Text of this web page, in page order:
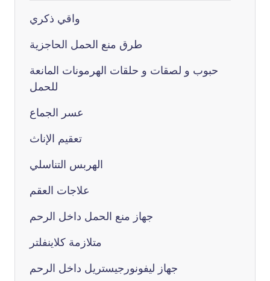
واقي ذكري
طرق منع الحمل الحاجزية
حبوب و لصقات و حلقات الهرمونات المانعة
للحمل
عسر الجماع
تعقيم الإناث
الهربس التناسلي
علاجات العقم
جهاز منع الحمل داخل الرحم
متلازمة كلاينفلتر
جهاز ليفونورجيستريل داخل الرحم